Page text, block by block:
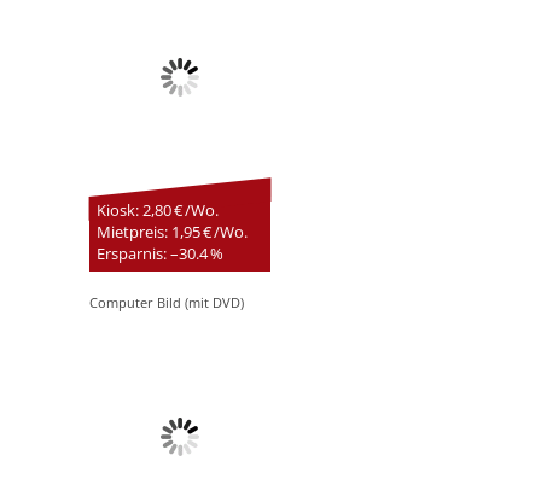
Kiosk: 2,80 € /Wo.
Mietpreis: 1,95 € /Wo.
Ersparnis: –30.4 %
Computer Bild (mit DVD)